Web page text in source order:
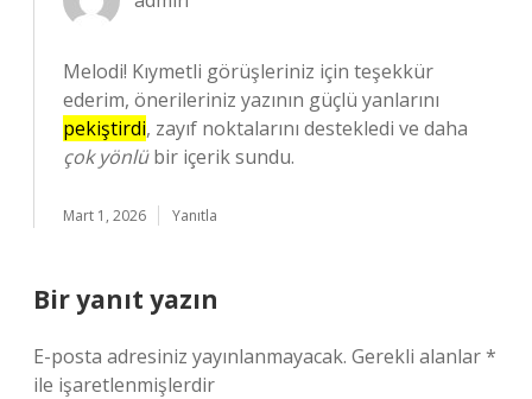
Melodi! Kıymetli görüşleriniz için teşekkür
ederim, önerileriniz yazının güçlü yanlarını
pekiştirdi, zayıf noktalarını destekledi ve daha
çok yönlübir içerik sundu.
Mart 1, 2026 Yanıtla
Bir yanıt yazın
E-posta adresiniz yayınlanmayacak. Gerekli alanlar*
ile işaretlenmişlerdir